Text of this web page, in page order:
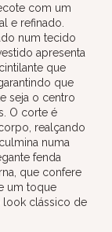
com um
e refinado.
num tecido
apresenta
que
que
seja o centro
O corte é
realçando
numa
fenda
que confere
um toque
look clássico de